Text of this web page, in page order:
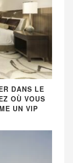
DANS LE
OÙ VOUS
UN VIP